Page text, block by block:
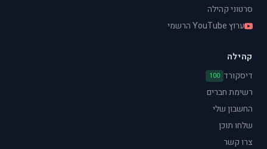
סרטוני קהילה
ערוץ YouTube הרשמי
קהילה
דיסקורד 100
רשימת חברים
החשבון שלי
שלחו תוכן
צרו קשר